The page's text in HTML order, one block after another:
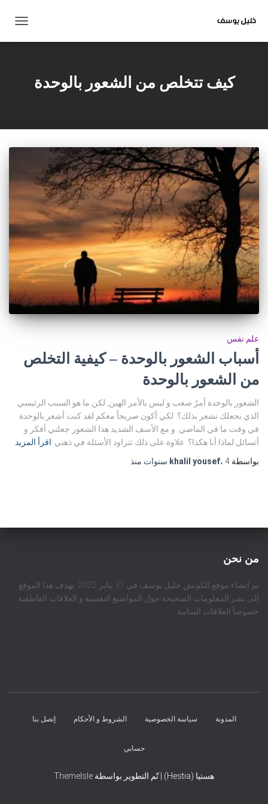
التنقل
كيف تتخلص من الشعور بالوحدة
علم نفس
أسباب الشعور بالوحدة – كيفية التخلص
من الشعور بالوحدة
الشعور بالوحدة أمرٌ صعب و ليس بالأمر الهين, لكن ما هو السبب الرئيسي
الذي يجعلك تشعر بذلك؟. لكي أكون صريحاً معكم لقد كنت أشعر بالوحدة
في وقت ما في الماضي. و مع الأسف الشديد هذا الشعور جعلني أفكر و
أتسائل لماذا أنا هكذا؟. علاوة على ذلك تتراود الأسئلة في ذهني اقرأ المزيد
بواسطة
khalil yousef، 4 سنوات منذ
من نحن
تم إنشاء موقع الكوتش خليل يوسف في 31 يناير 2022. يهدف هذا الموقع
إلى نشر المعلومات الصحيحة حول المواضيع النفسية و العلاقات العاطفية
خصوصاً العلاقات السامة
المدونة سياسة الخصوصية الشروط و الأحكام إتصل بنا
حسابي
هستيا (Hestia) | تّم التطوير بواسطة ThemeIsle